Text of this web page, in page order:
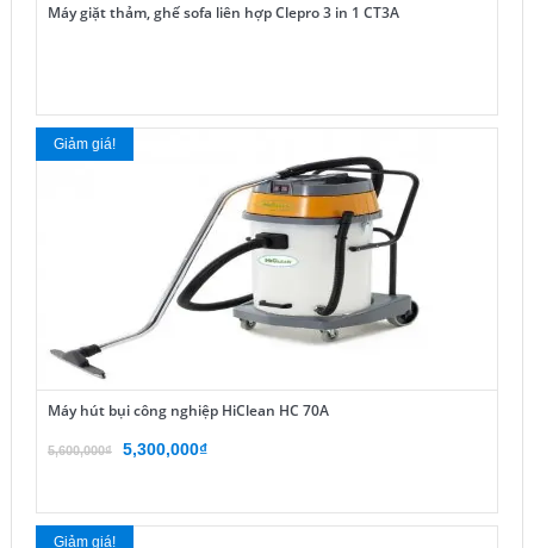
Máy giặt thảm, ghế sofa liên hợp Clepro 3 in 1 CT3A
Giảm giá!
Máy hút bụi công nghiệp HiClean HC 70A
5,600,000₫
Giá
5,600,000₫.
5,300,000₫Giá
là:
Giảm giá!